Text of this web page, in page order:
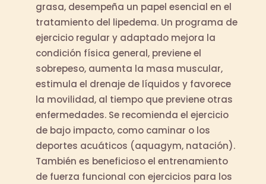
grasa, desempeña un papel esencial en el
tratamiento del lipedema. Un programa de
ejercicio regular y adaptado mejora la
condición física general, previene el
sobrepeso, aumenta la masa muscular,
estimula el drenaje de líquidos y favorece
la movilidad, al tiempo que previene otras
enfermedades. Se recomienda el ejercicio
de bajo impacto, como caminar o los
deportes acuáticos (aquagym, natación).
También es beneficioso el entrenamiento
de fuerza funcional con ejercicios para los